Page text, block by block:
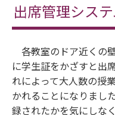
出席管理シス
各教室のドア近くの
に学生証をかざすと出
れによって大人数の授
かれることになりまし
録されたかを気にしな